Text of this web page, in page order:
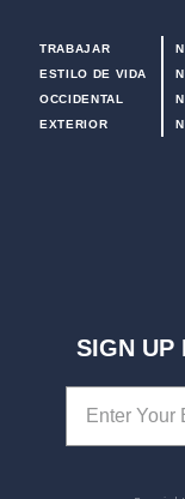
TRABAJAR
ESTILO DE VIDA
OCCIDENTAL
EXTERIOR
SIGN UP